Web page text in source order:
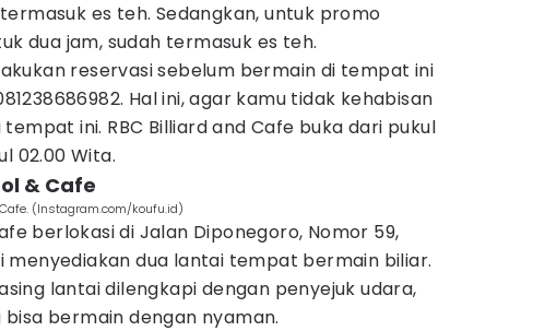
es teh. Sedangkan, untuk promo
dua jam, sudah termasuk es teh.
reservasi sebelum bermain di tempat ini
Hal ini, agar kamu tidak kehabisan
ini. RBC Billiard and Cafe buka dari pukul
02.00 Wita.
& Cafe
(Instagram.com/koufu.id)
berlokasi di Jalan Diponegoro, Nomor 59,
menyediakan dua lantai tempat bermain biliar.
lantai dilengkapi dengan penyejuk udara,
bermain dengan nyaman.